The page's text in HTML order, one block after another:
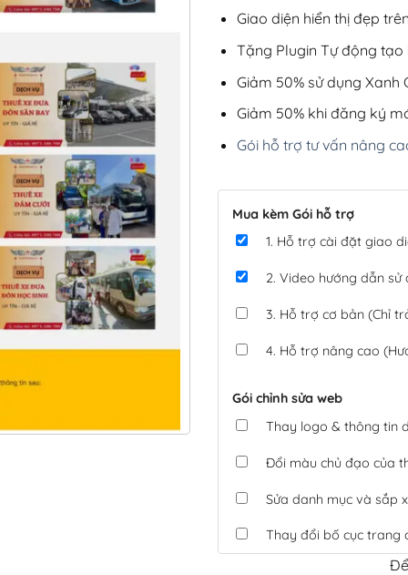
Giao diện hiển thị đẹp
Tặng Plugin Tự động tạo
Giảm 50% sử dụng Xanh
Giảm 50% khi đăng ký
Gói hỗ trợ tư vấn nâng
Mua kèm Gói hỗ trợ
1. Hỗ trợ cài đặt giao
2. Video hướng dẫn
3. Hỗ trợ cơ bản (Chỉ
4. Hỗ trợ nâng cao
Gói chỉnh sửa web
Thay logo & thông tin
Đổi màu chủ đạo của
Sửa danh mục và sắp
Thay đổi bố cục trang
Tích hợp thanh toán